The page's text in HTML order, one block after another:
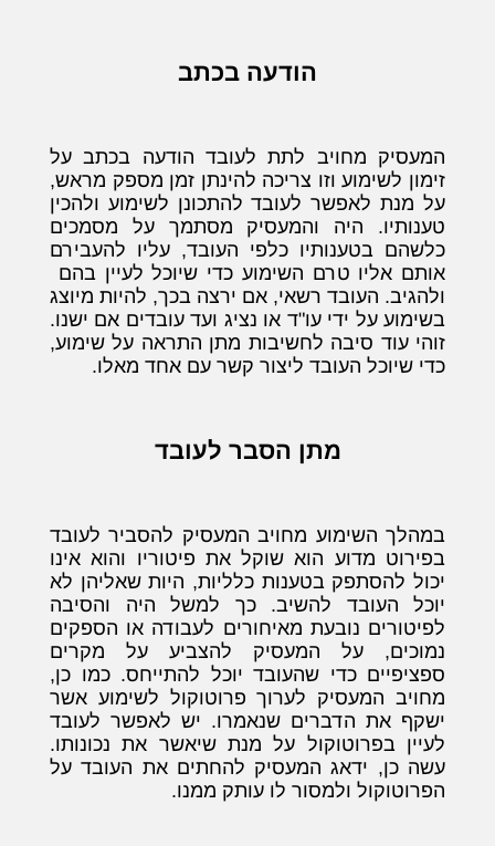
הודעה בכתב
המעסיק מחויב לתת לעובד הודעה בכתב על
זימון לשימוע וזו צריכה להינתן זמן מספק מראש,
על מנת לאפשר לעובד להתכונן לשימוע ולהכין
טענותיו. היה והמעסיק מסתמך על מסמכים
כלשהם בטענותיו כלפי העובד, עליו להעבירם
אותם אליו טרם השימוע כדי שיוכל לעיין בהם
ולהגיב. העובד רשאי, אם ירצה בכך, להיות מיוצג
בשימוע על ידי עו"ד או נציג ועד עובדים אם ישנו.
זוהי עוד סיבה לחשיבות מתן התראה על שימוע,
כדי שיוכל העובד ליצור קשר עם אחד מאלו.
מתן הסבר לעובד
במהלך השימוע מחויב המעסיק להסביר לעובד
בפירוט מדוע הוא שוקל את פיטוריו והוא אינו
יכול להסתפק בטענות כלליות, היות שאליהן לא
יוכל העובד להשיב. כך למשל היה והסיבה
לפיטורים נובעת מאיחורים לעבודה או הספקים
נמוכים, על המעסיק להצביע על מקרים
ספציפיים כדי שהעובד יוכל להתייחס. כמו כן,
מחויב המעסיק לערוך פרוטוקול לשימוע אשר
ישקף את הדברים שנאמרו. יש לאפשר לעובד
לעיין בפרוטוקול על מנת שיאשר את נכונותו.
עשה כן, ידאג המעסיק להחתים את העובד על
הפרוטוקול ולמסור לו עותק ממנו.